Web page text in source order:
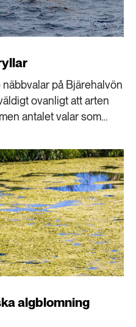
näbbvalar på Bjärehalvön
ovanligt att arten
antalet valar som
algblomning